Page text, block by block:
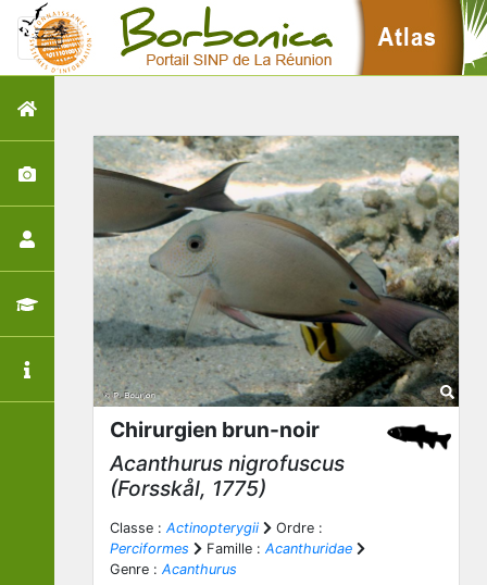
Chirurgien brun-noir
Acanthurus nigrofuscus
(Forsskål, 1775)
Classe : Actinopterygii
Ordre :
Perciformes
Famille : Acanthuridae
Genre : Acanthurus